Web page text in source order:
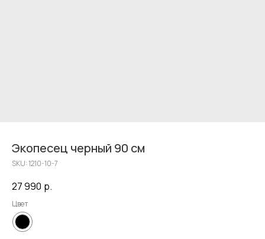
Экопесец черный 90 см
SKU:1210-10-7
27 990 р.
Цвет